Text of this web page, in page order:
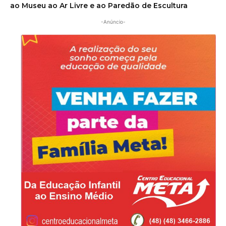
ao Museu ao Ar Livre e ao Paredão de Escultura
-Anúncio-